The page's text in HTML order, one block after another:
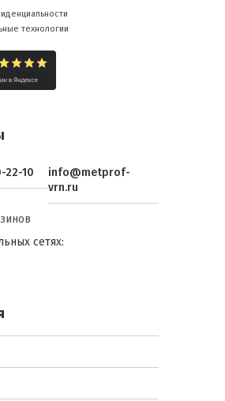
технологии
22-10
info@metprof-
vrn.ru
сетях: